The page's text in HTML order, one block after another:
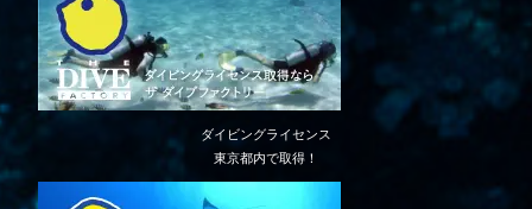
ダイビングライセンス
東京都内で取得！